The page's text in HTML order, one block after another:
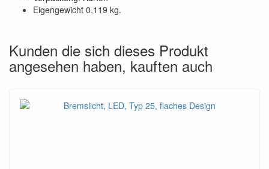
Eigengewicht 0,119 kg.
Kunden die sich dieses Produkt
angesehen haben, kauften auch